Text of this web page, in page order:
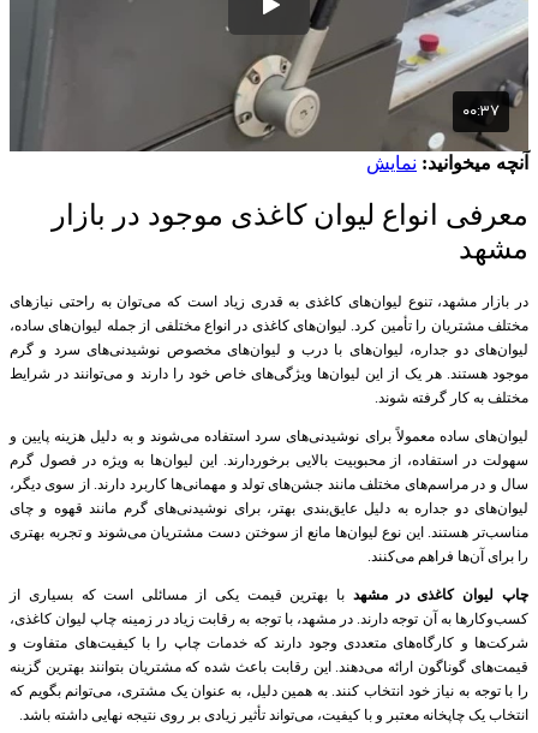
آنچه میخوانید: نمایش
معرفی انواع لیوان کاغذی موجود در بازار
مشهد
در بازار مشهد، تنوع لیوان‌های کاغذی به قدری زیاد است که می‌توان به راحتی نیازهای
مختلف مشتریان را تأمین کرد. لیوان‌های کاغذی در انواع مختلفی از جمله لیوان‌های ساده،
لیوان‌های دو جداره، لیوان‌های با درب و لیوان‌های مخصوص نوشیدنی‌های سرد و گرم
موجود هستند. هر یک از این لیوان‌ها ویژگی‌های خاص خود را دارند و می‌توانند در شرایط
مختلف به کار گرفته شوند.
لیوان‌های ساده معمولاً برای نوشیدنی‌های سرد استفاده می‌شوند و به دلیل هزینه پایین و
سهولت در استفاده، از محبوبیت بالایی برخوردارند. این لیوان‌ها به ویژه در فصول گرم
سال و در مراسم‌های مختلف مانند جشن‌های تولد و مهمانی‌ها کاربرد دارند. از سوی دیگر،
لیوان‌های دو جداره به دلیل عایق‌بندی بهتر، برای نوشیدنی‌های گرم مانند قهوه و چای
مناسب‌تر هستند. این نوع لیوان‌ها مانع از سوختن دست مشتریان می‌شوند و تجربه بهتری
را برای آن‌ها فراهم می‌کنند.
چاپ لیوان کاغذی در مشهد با بهترین قیمت یکی از مسائلی است که بسیاری از
کسب‌وکارها به آن توجه دارند. در مشهد، با توجه به رقابت زیاد در زمینه چاپ لیوان کاغذی،
شرکت‌ها و کارگاه‌های متعددی وجود دارند که خدمات چاپ را با کیفیت‌های متفاوت و
قیمت‌های گوناگون ارائه می‌دهند. این رقابت باعث شده که مشتریان بتوانند بهترین گزینه
را با توجه به نیاز خود انتخاب کنند. به همین دلیل، به عنوان یک مشتری، می‌توانم بگویم که
انتخاب یک چاپخانه معتبر و با کیفیت، می‌تواند تأثیر زیادی بر روی نتیجه نهایی داشته باشد.